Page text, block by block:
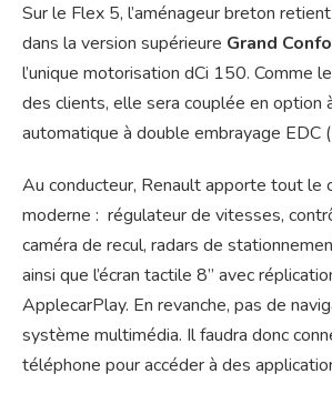
Sur le Flex 5, l’aménageur breton
dans la version supérieure Grand
l’unique motorisation dCi 150. Comme
des clients, elle sera couplée en option
automatique à double embrayage EDC
Au conducteur, Renault apporte tout le
moderne : régulateur de vitesses,
caméra de recul, radars de
ainsi que l’écran tactile 8’’ avec
ApplecarPlay. En revanche, pas de
système multimédia. Il faudra donc
téléphone pour accéder à des